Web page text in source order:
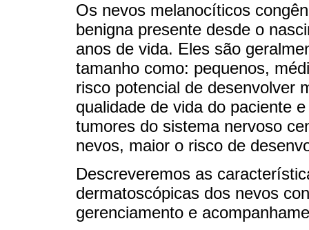
Os nevos melanocíticos
benigna presente desde o
anos de vida. Eles são
tamanho como: pequenos,
risco potencial de desenvolver
qualidade de vida do paciente
tumores do sistema nervoso
nevos, maior o risco de
Descreveremos as
dermatoscópicas dos nevos
gerenciamento e